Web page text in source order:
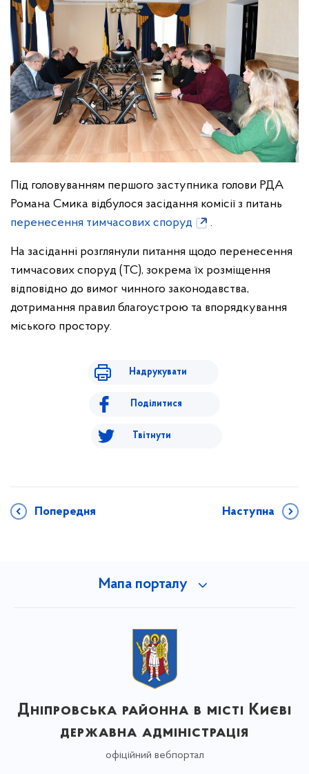
Під головуванням першого заступника голови РДА
Романа Смика відбулося засідання комісії з питань
перенесення тимчасових споруд
.
На засіданні розглянули питання щодо перенесення
тимчасових споруд (ТС), зокрема їх розміщення
відповідно до вимог чинного законодавства,
дотримання правил благоустрою та впорядкування
міського простору.
Надрукувати
Поділитися
Твітнути
Попередня Наступна
Мапа порталу
Дніпровська районна в місті Києві
державна адміністрація
офіційний вебпортал